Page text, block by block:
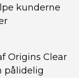
kunderne
Origins Clear
pålidelig